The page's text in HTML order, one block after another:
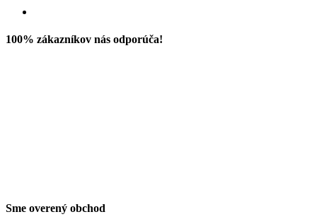
100% zákazníkov nás odporúča!
Sme overený obchod